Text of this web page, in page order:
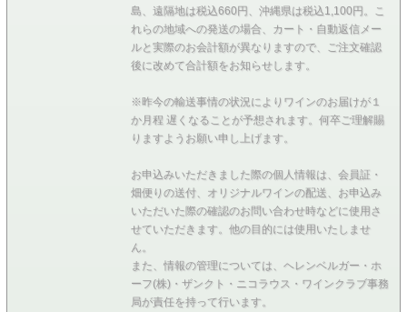
島、遠隔地は税込660円、沖縄県は税込1,100円。こ
れらの地域への発送の場合、カート・自動返信メー
ルと実際のお会計額が異なりますので、ご注文確認
後に改めて合計額をお知らせします。
※昨今の輸送事情の状況によりワインのお届けが１
か月程 遅くなることが予想されます。何卒ご理解賜
りますようお願い申し上げます。
お申込みいただきました際の個人情報は、会員証・
畑便りの送付、オリジナルワインの配送、お申込み
いただいた際の確認のお問い合わせ時などに使用さ
せていただきます。他の目的には使用いたしませ
ん。
また、情報の管理については、ヘレンベルガー・ホ
ーフ(株)・ザンクト・ニコラウス・ワインクラブ事務
局が責任を持って行います。